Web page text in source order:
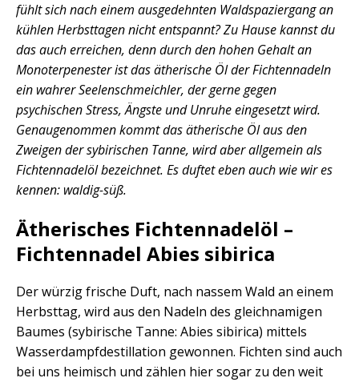
fühlt sich nach einem ausgedehnten Waldspaziergang an
kühlen Herbsttagen nicht entspannt? Zu Hause kannst du
das auch erreichen, denn durch den hohen Gehalt an
Monoterpenester ist das ätherische Öl der Fichtennadeln
ein wahrer Seelenschmeichler, der gerne gegen
psychischen Stress, Ängste und Unruhe eingesetzt wird.
Genaugenommen kommt das ätherische Öl aus den
Zweigen der sybirischen Tanne, wird aber allgemein als
Fichtennadelöl bezeichnet. Es duftet eben auch wie wir es
kennen: waldig-süß.
Ätherisches Fichtennadelöl –
Fichtennadel Abies sibirica
Der würzig frische Duft, nach nassem Wald an einem
Herbsttag, wird aus den Nadeln des gleichnamigen
Baumes (sybirische Tanne: Abies sibirica) mittels
Wasserdampfdestillation gewonnen. Fichten sind auch
bei uns heimisch und zählen hier sogar zu den weit